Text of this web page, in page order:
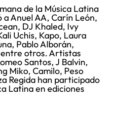
de la Música Latina
Anuel AA, Carín León,
DJ Khaled, Ivy
Uchis, Kapo, Laura
Pablo Alborán,
entre otros. Artistas
Santos, J Balvin,
Miko, Camilo, Peso
Regida han participado
Latina en ediciones